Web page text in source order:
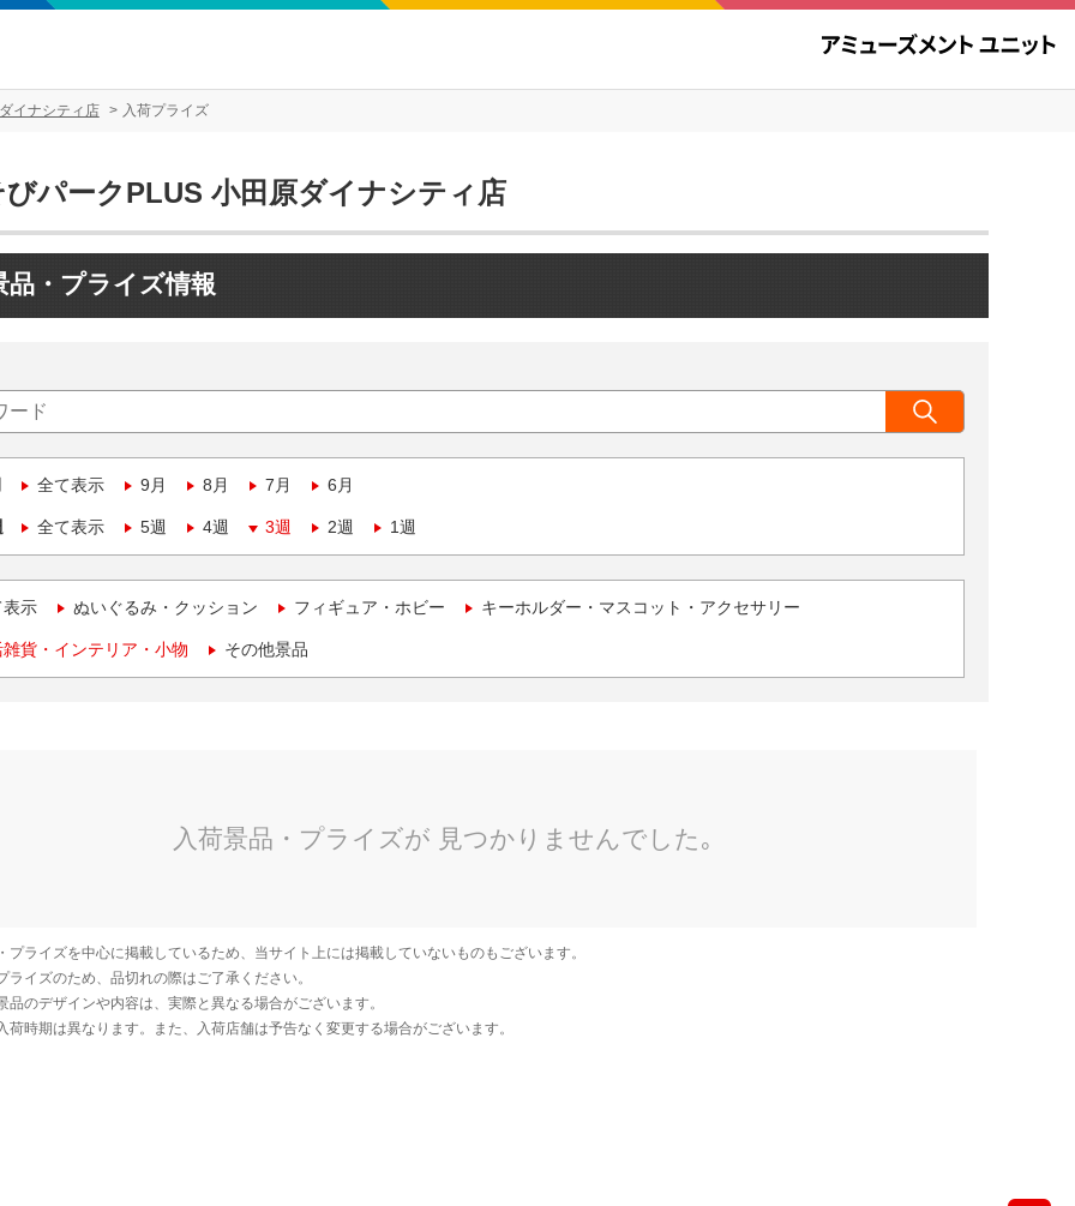
イナシティ店 入荷プライズ
パークPLUS 小田原ダイナシティ店
品・プライズ情報
全て表示 9月 8月 7月 6月
全て表示 5週 4週 3週 2週 1週
表示 ぬいぐるみ・クッション フィギュア・ホビー キーホルダー・マスコット・アクセサリー
貨・インテリア・小物 その他景品